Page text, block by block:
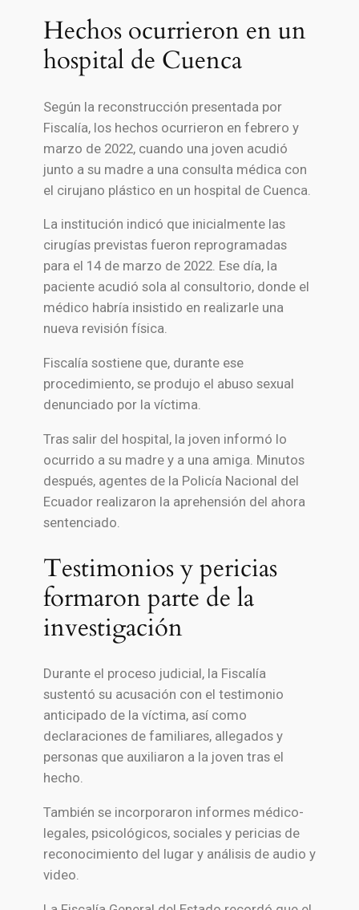
Hechos ocurrieron en un
hospital de Cuenca
Según la reconstrucción presentada por
Fiscalía, los hechos ocurrieron en febrero y
marzo de 2022, cuando una joven acudió
junto a su madre a una consulta médica con
el cirujano plástico en un hospital de Cuenca
La institución indicó que inicialmente las
cirugías previstas fueron reprogramadas
para el 14 de marzo de 2022. Ese día, la
paciente acudió sola al consultorio, donde el
médico habría insistido en realizarle una
nueva revisión física.
Fiscalía sostiene que, durante ese
procedimiento, se produjo el abuso sexual
denunciado por la víctima.
Tras salir del hospital, la joven informó lo
ocurrido a su madre y a una amiga. Minutos
después, agentes de la Policía Nacional del
Ecuadorrealizaron la aprehensión del ahora
sentenciado.
Testimonios y pericias
formaron parte de la
investigación
Durante el proceso judicial, la Fiscalía
sustentó su acusación con el testimonio
anticipado de la víctima, así como
declaraciones de familiares, allegados y
personas que auxiliaron a la joven tras el
hecho.
También se incorporaron informes médico-
legales, psicológicos, sociales y pericias de
reconocimiento del lugar y análisis de audio y
video.